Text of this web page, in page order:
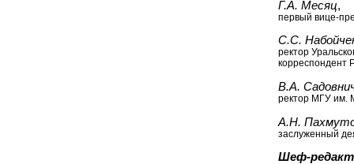
Г.А. Месяц,
первый вице-
С.С.
ректор
корреспондент
В.А.
ректор МГУ им.
А.Н.
заслуженный
Шеф-